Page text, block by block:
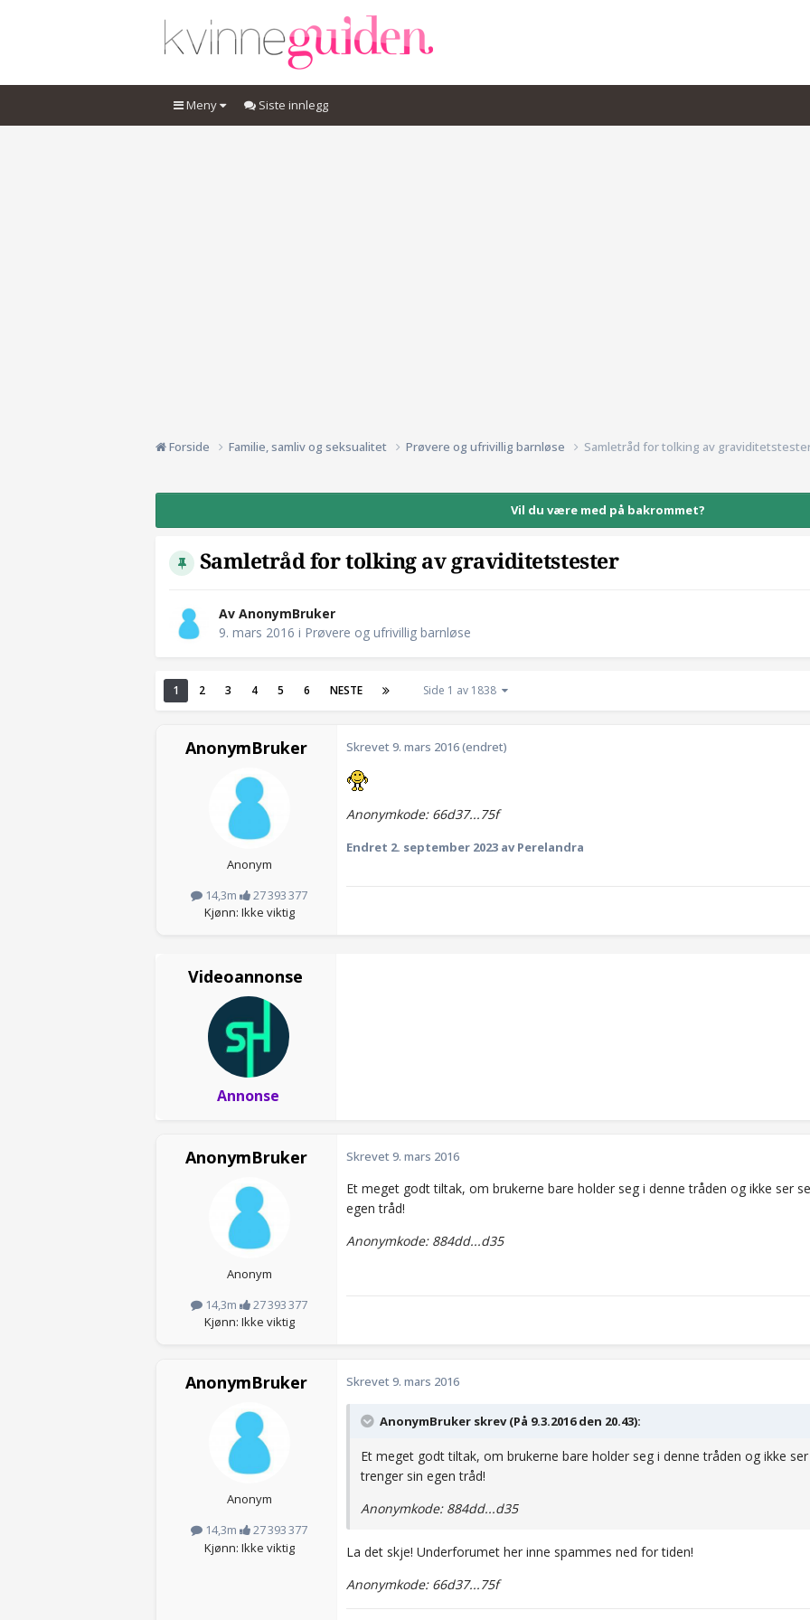
Meny Siste innlegg
Forside Familie, samliv og seksualitet Prøvere og ufrivillig barnløse Samletråd for tolking av
Vil du være med på bakrommet?
Samletråd for tolking av graviditetstester
Av AnonymBruker
9. mars 2016 i Prøvere og ufrivillig barnløse
1 2 3 4 5 6 NESTE Side 1 av 1838
AnonymBruker
Anonym
14,3m
27 393 377
Kjønn: Ikke viktig
Skrevet9. mars 2016(endret)
Anonymkode: 66d37...75f
Endret 2. september 2023 av Perelandra
Videoannonse
Annonse
AnonymBruker
Anonym
14,3m
27 393 377
Kjønn: Ikke viktig
Skrevet9. mars 2016
Et meget godt tiltak, om brukerne bare holder seg i denne tråden og ikke ser
egen tråd!
Anonymkode: 884dd...d35
AnonymBruker
Anonym
14,3m
27 393 377
Kjønn: Ikke viktig
Skrevet9. mars 2016
AnonymBruker skrev (På 9.3.2016 den 20.43):
Et meget godt tiltak, om brukerne bare holder seg i denne tråden og ikke
trenger sin egen tråd!
Anonymkode: 884dd...d35
La det skje! Underforumet her inne spammes ned for tiden!
Anonymkode: 66d37...75f